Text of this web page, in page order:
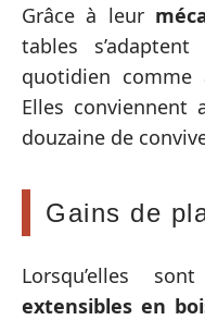
Grâce à leur
tables
quotidien comme
Elles conviennent
douzaine de
Gains de
Lorsqu’elles
extensibles en